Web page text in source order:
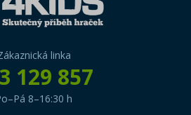
linka
129 857
8–16:30 h